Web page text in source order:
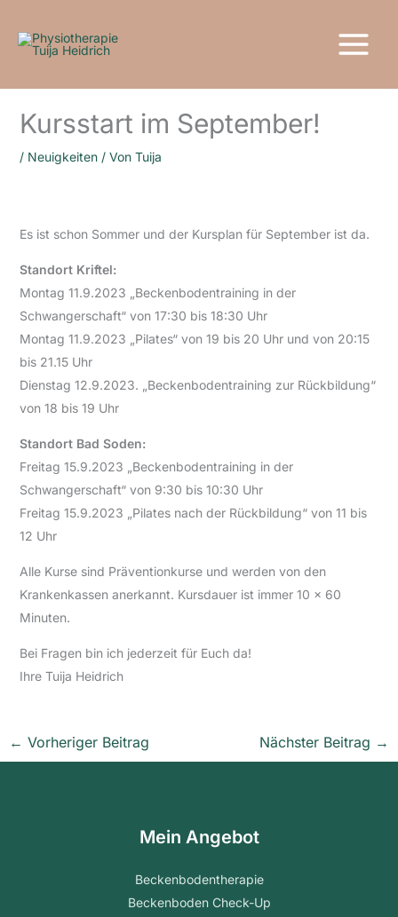
Inhalt
springen
Kursstart im September!
/ Neuigkeiten/ Von Tuija
Es ist schon Sommer und der Kursplan für September ist da.
Standort Kriftel:
Montag 11.9.2023 „Beckenbodentraining in der
Schwangerschaft“ von 17:30 bis 18:30 Uhr
Montag 11.9.2023 „Pilates“ von 19 bis 20 Uhr und von 20:15
bis 21.15 Uhr
Dienstag 12.9.2023. „Beckenbodentraining zur Rückbildung“
von 18 bis 19 Uhr
Standort Bad Soden:
Freitag 15.9.2023 „Beckenbodentraining in der
Schwangerschaft“ von 9:30 bis 10:30 Uhr
Freitag 15.9.2023 „Pilates nach der Rückbildung“ von 11 bis
12 Uhr
Alle Kurse sind Präventionkurse und werden von den
Krankenkassen anerkannt. Kursdauer ist immer 10 x 60
Minuten.
Bei Fragen bin ich jederzeit für Euch da!
Ihre Tuija Heidrich
← Vorheriger Beitrag Nächster Beitrag →
Mein Angebot
Beckenbodentherapie
Beckenboden Check-Up